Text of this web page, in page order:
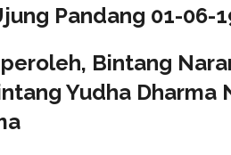
Pandang 01-06-
Bintang
Yudha Dharma